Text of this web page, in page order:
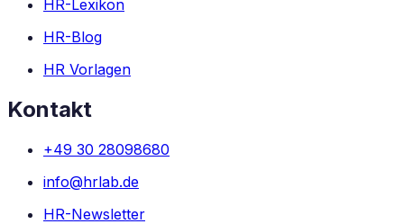
HR-Lexikon
HR-Blog
HR Vorlagen
Kontakt
+49 30 28098680
info@hrlab.de
HR-Newsletter